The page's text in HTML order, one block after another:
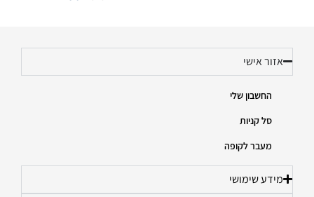
אזור אישי
החשבון שלי
סל קניות
מעבר לקופה
מידע שימושי